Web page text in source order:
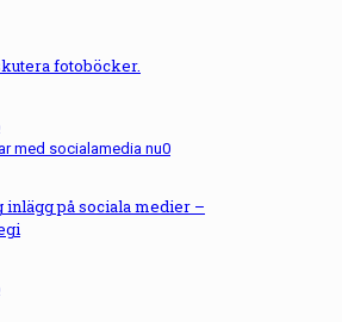
fotoböcker.
0
inlägg på sociala medier –